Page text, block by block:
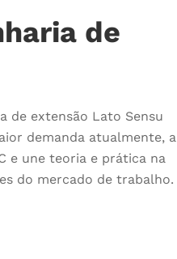
de
de extensão Lato Sensu
demanda atualmente, a
e une teoria e prática na
do mercado de trabalho.